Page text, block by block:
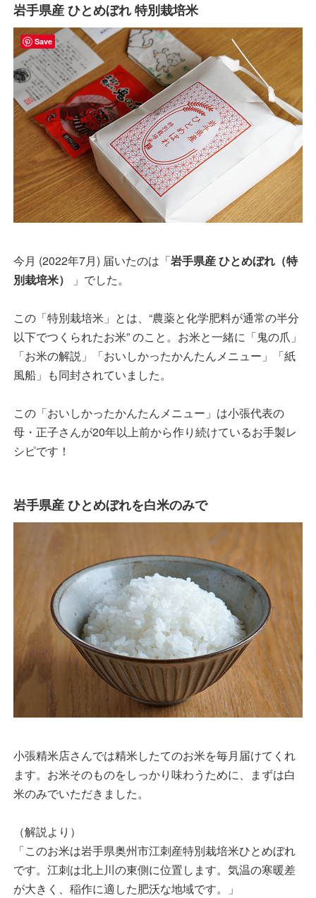
岩手県産 ひとめぼれ 特別栽培米
今月 (2022年7月) 届いたのは「岩手県産 ひとめぼれ（特
別栽培米）
」でした。
この「特別栽培米」とは、“農薬と化学肥料が通常の半分
以下でつくられたお米” のこと。お米と一緒に「鬼の爪」
「お米の解説」「おいしかったかんたんメニュー」「紙
風船」も同封されていました。
この「おいしかったかんたんメニュー」は小張代表の
母・正子さんが20年以上前から作り続けているお手製レ
シピです！
岩手県産 ひとめぼれを白米のみで
小張精米店さんでは精米したてのお米を毎月届けてくれ
ます。お米そのものをしっかり味わうために、まずは白
米のみでいただきました。
（解説より）
「このお米は岩手県奥州市江刺産特別栽培米ひとめぼれ
です。江刺は北上川の東側に位置します。気温の寒暖差
が大きく、稲作に適した肥沃な地域です。」
Save